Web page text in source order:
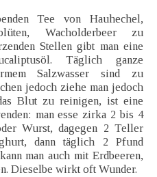
Tee von Hauhechel,
Wacholderbeer zu
Stellen gibt man eine
Täglich ganze
Salzwasser sind zu
jedoch ziehe man jedoch
Blut zu reinigen, ist eine
man esse zirka 2 bis 4
Wurst, dagegen 2 Teller
dann täglich 2 Pfund
man auch mit Erdbeeren,
Dieselbe wirkt oft Wunder.